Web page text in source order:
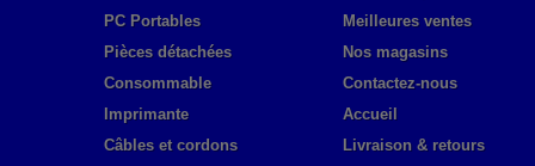
PC Portables
Pièces détachées
Consommable
Imprimante
Câbles et cordons
Meilleures ventes
Nos magasins
Contactez-nous
Accueil
Livraison & retours